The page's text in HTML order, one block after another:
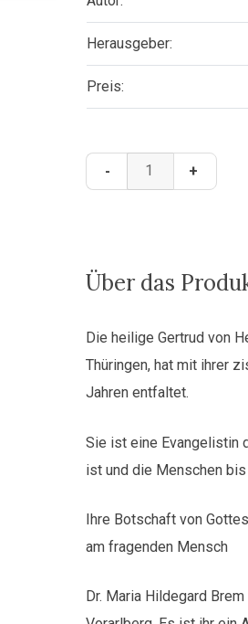
Herausgeber:
Preis:
-
Botschaft
Band
1:
1
und
+
Über das
Die heilige Gertrud von
Thüringen, hat mit ihrer
Jahren entfaltet.
Sie ist eine Evangelistin
ist und die Menschen
Ihre Botschaft von
am fragenden Mensch
Dr. Maria Hildegard